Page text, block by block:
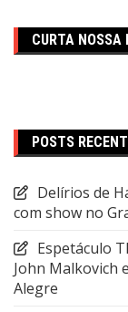
CURTA NOSSA
POSTS
Delírios de
com show no
Espetáculo
John Malkovich
Alegre